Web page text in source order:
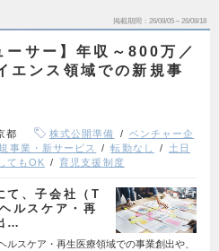
掲載期間 26/08/05～26/08/18
ーサー】年収～800万／
エンス領域での新規事
都 株式公開準備
ベンチャー企
事業・新サービス 転勤なし
土日
てもOK 育児支援制度
て、子会社（T
ルスケア・再
…
スケア・再生医療領域での事業創出や、